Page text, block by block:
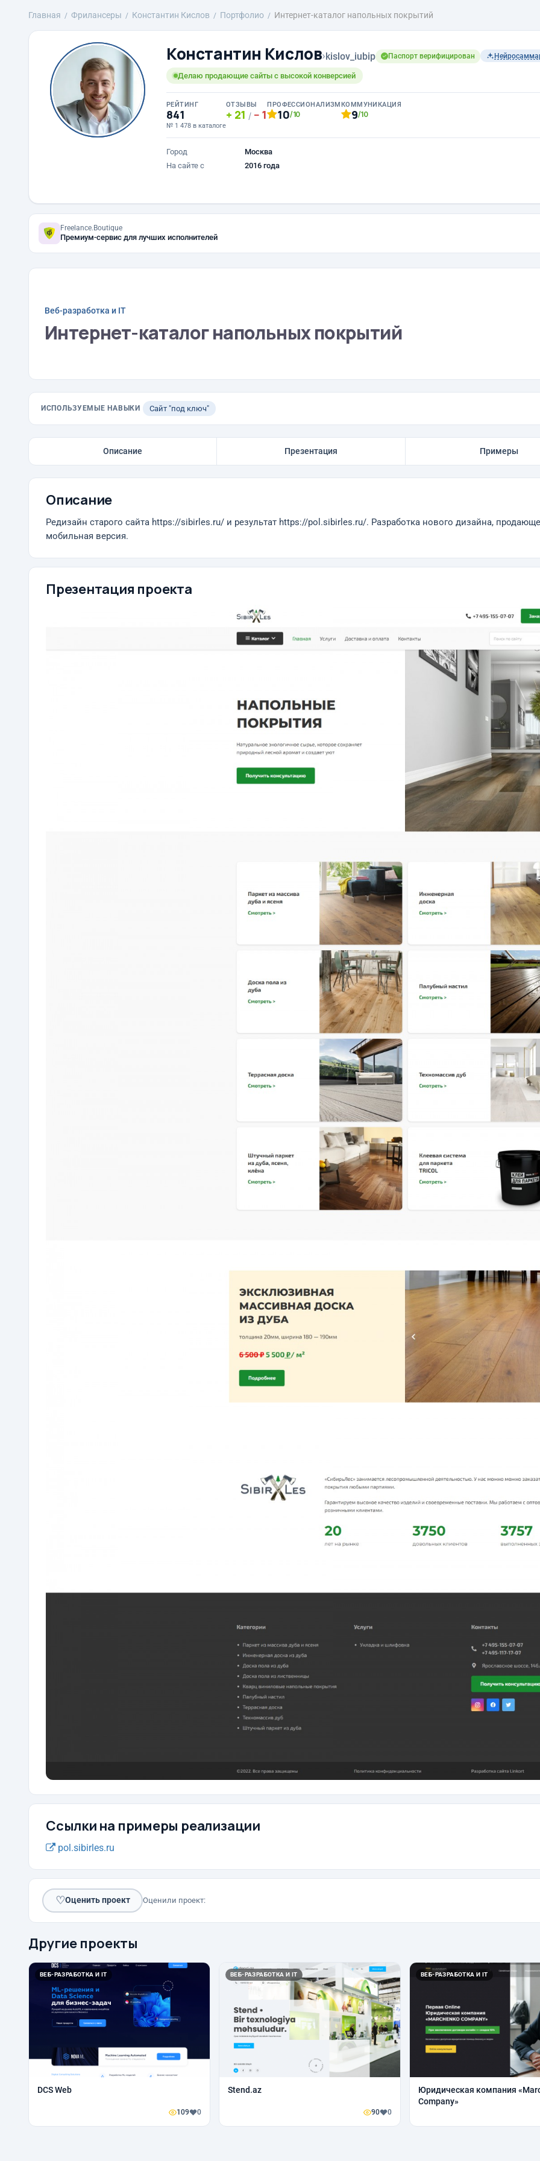
Главная Фрилансеры Константин Кислов Портфолио Интернет-каталог напольных покрытий
Константин Кислов›kislov_iubip Паспорт верифицирован
Делаю продающие сайты с высокой конверсией
РЕЙТИНГ
841
№ 1 478 в каталоге
ОТЗЫВЫ
21 / 1
ПРОФЕССИОНАЛИЗМ
10/10
КОММУНИКАЦИЯ
9/10
Город
Москва
На сайте с
2016 года
Freelance.Boutique
Премиум-сервис для лучших исполнителей
Веб-разработка и IT
Интернет-каталог напольных покрытий
ИСПОЛЬЗУЕМЫЕ НАВЫКИ Сайт "под ключ"
Описание Презентация Примеры
Описание
Редизайн старого сайта https://sibirles.ru/ и результат https://pol.sibirles.ru/. Разработка нового дизайна,
мобильная версия.
Презентация проекта
Ссылки на примеры реализации
pol.sibirles.ru
♡Оценить проект Оценили проект:
Другие проекты
ВЕБ-РАЗРАБОТКА И IT
DCS Web
109 0
ВЕБ-РАЗРАБОТКА И IT
Stend.az
90 0
ВЕБ-РАЗРАБОТКА И IT
Юридическая компания
Company»